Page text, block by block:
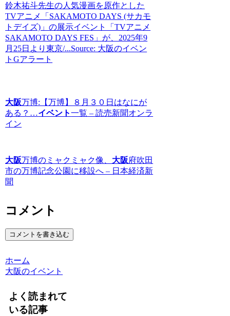
鈴木祐斗先生の人気漫画を原作とした
TVアニメ「SAKAMOTO DAYS (サカモ
トデイズ)」の展示イベント「TVアニメ
SAKAMOTO DAYS FES」が、2025年9
月25日より東京/...Source: 大阪のイベン
トGアラート
大阪万博:【万博】８月３０日はなにが
ある？…イベント一覧 – 読売新聞オンラ
イン
大阪万博のミャクミャク像、 大阪府吹田
市の万博記念公園に移設へ – 日本経済新
聞
コメント
コメントを書き込む
ホーム
大阪のイベント
よく読まれて
いる記事